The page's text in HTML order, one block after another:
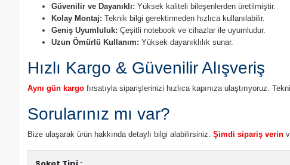
Güvenilir ve Dayanıklı: Yüksek kaliteli bileşenlerden üretilmiştir.
Kolay Montaj: Teknik bilgi gerektirmeden hızlıca kullanılabilir.
Geniş Uyumluluk: Çeşitli notebook ve cihazlar ile uyumludur.
Uzun Ömürlü Kullanım: Yüksek dayanıklılık sunar.
Hızlı Kargo & Güvenilir Alışveriş
Aynı gün kargo fırsatıyla siparişlerinizi hızlıca kapınıza ulaştırıyoruz.
Sorularınız mı var?
Bize ulaşarak ürün hakkında detaylı bilgi alabilirsiniz.Şimdi sipariş verin